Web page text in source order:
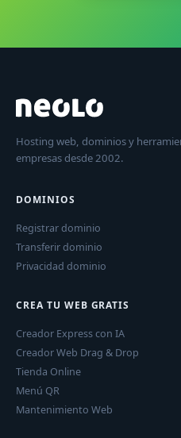
Hosting web, dominios y
empresas desde 2002.
DOMINIOS
Registrar dominio
Transferir dominio
Privacidad dominio
CREA TU WEB GRATIS
Creador Express con IA
Creador Web Drag & Drop
Tienda Online
Menú QR
Mantenimiento Web